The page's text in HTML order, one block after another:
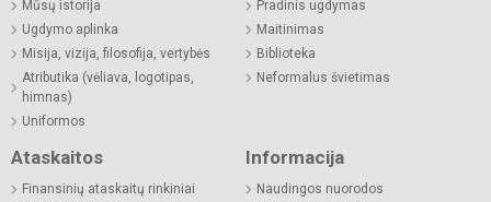
Mūsų istorija
Ugdymo aplinka
Misija, vizija, filosofija, vertybės
Atributika (vėliava, logotipas,
himnas)
Uniformos
Pradinis ugdymas
Maitinimas
Biblioteka
Neformalus švietimas
Ataskaitos
Finansinių ataskaitų rinkiniai
Informacija
Naudingos nuorodos